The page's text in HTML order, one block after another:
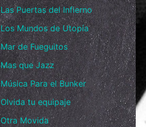
Las Puertas del Infierno
Los Mundos de Utopía
Mar de Fueguitos
Mas que Jazz
Música Para el Bunker
Olvida tu equipaje
Otra Movida